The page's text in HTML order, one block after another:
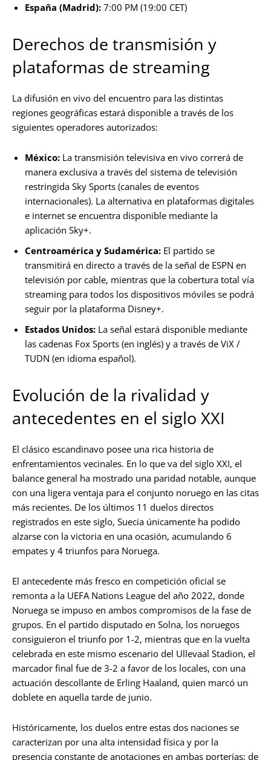
España (Madrid): 7:00 PM (19:00 CET)
Derechos de transmisión y
plataformas de streaming
La difusión en vivo del encuentro para las distintas
regiones geográficas estará disponible a través de los
siguientes operadores autorizados:
México: La transmisión televisiva en vivo correrá de
manera exclusiva a través del sistema de televisión
restringida Sky Sports (canales de eventos
internacionales). La alternativa en plataformas digitales
e internet se encuentra disponible mediante la
aplicación Sky+.
Centroamérica y Sudamérica: El partido se
transmitirá en directo a través de la señal de ESPN en
televisión por cable, mientras que la cobertura total vía
streaming para todos los dispositivos móviles se podrá
seguir por la plataforma Disney+.
Estados Unidos: La señal estará disponible mediante
las cadenas Fox Sports (en inglés) y a través de ViX /
TUDN (en idioma español).
Evolución de la rivalidad y
antecedentes en el siglo XXI
El clásico escandinavo posee una rica historia de
enfrentamientos vecinales. En lo que va del siglo XXI, el
balance general ha mostrado una paridad notable, aunque
con una ligera ventaja para el conjunto noruego en las citas
más recientes. De los últimos 11 duelos directos
registrados en este siglo, Suecia únicamente ha podido
alzarse con la victoria en una ocasión, acumulando 6
empates y 4 triunfos para Noruega.
El antecedente más fresco en competición oficial se
remonta a la UEFA Nations League del año 2022, donde
Noruega se impuso en ambos compromisos de la fase de
grupos. En el partido disputado en Solna, los noruegos
consiguieron el triunfo por 1-2, mientras que en la vuelta
celebrada en este mismo escenario del Ullevaal Stadion, el
marcador final fue de 3-2 a favor de los locales, con una
actuación descollante de Erling Haaland, quien marcó un
doblete en aquella tarde de junio.
Históricamente, los duelos entre estas dos naciones se
caracterizan por una alta intensidad física y por la
presencia constante de anotaciones en ambas porterías; de